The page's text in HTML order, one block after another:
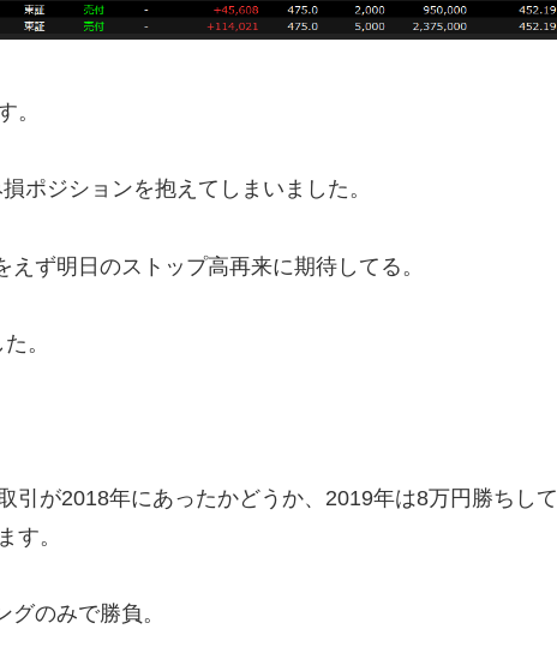
。
ポジションを抱えてしまいました。
ず明日のストップ高再来に期待してる。
。
引が2018年にあったかどうか、2019年は8万円勝ちして
す。
のみで勝負。